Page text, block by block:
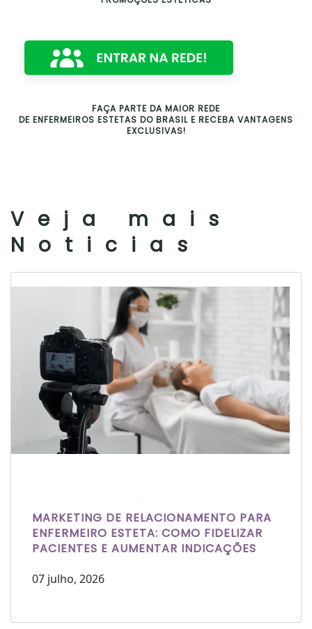
FAÇA PARTE DA MAIOR REDE
DE ENFERMEIROS ESTETAS DO BRASIL E RECEBA VANTAGENS
EXCLUSIVAS!
Veja mais
Noticias
MARKETING DE RELACIONAMENTO PARA
ENFERMEIRO ESTETA: COMO FIDELIZAR
PACIENTES E AUMENTAR INDICAÇÕES
07 julho, 2026